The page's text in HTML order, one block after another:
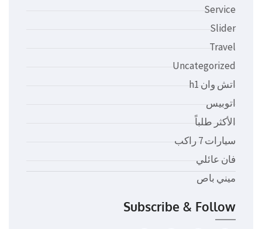
Service
Slider
Travel
Uncategorized
اتش وان h1
اتوبيس
الأكثر طلباً
سيارات 7 راكب
فان عائلي
ميني باص
Subscribe & Follow